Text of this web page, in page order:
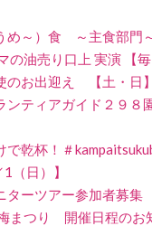
め～）食 ～主食部門
の油売り口上 実演 【毎
のお出迎え 【土・日】
ンティアガイド２９８
で乾杯！＃
（日）】
ターツアー参加者募集
まつり 開催日程のお